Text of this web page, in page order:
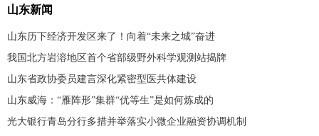
山东新闻
山东历下经济开发区来了！向着“未来之城”奋进
我国北方岩溶地区首个省部级野外科学观测站揭牌
山东省政协委员建言深化紧密型医共体建设
山东威海：“雁阵形”集群“优等生”是如何炼成的
光大银行青岛分行多措并举落实小微企业融资协调机制